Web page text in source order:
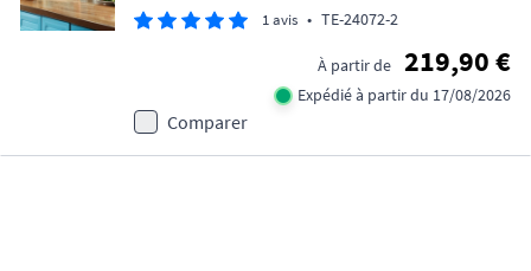
1 avis • TE-24072-2
À partir de 219,90 €
Expédié à partir du 17/08/2026
Comparer